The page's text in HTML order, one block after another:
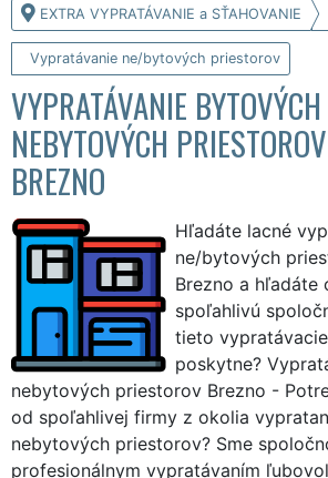
EXTRA VYPRATÁVANIE a SŤAHOVANIE
Vypratávanie ne/bytových priestorov
VYPRATÁVANIE
NEBYTOVÝCH PRIESTOROV
BREZNO
Hľadáte lacné
ne/bytových
Brezno a hľadáte
spoľahlivú
tieto
poskytne?
nebytových priestorov Brezno -
od spoľahlivej firmy z okolia
nebytových priestorov? Sme
profesionálnym vypratávaním